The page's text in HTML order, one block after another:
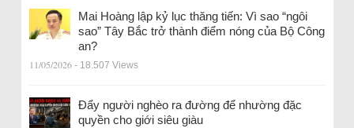
Mai Hoàng lập kỷ lục thăng tiến: Vì sao “ngôi
sao” Tây Bắc trở thành điểm nóng của Bộ Công
an?
11/05/2026 - 18.507 Views
Đẩy người nghèo ra đường để nhường đặc
quyền cho giới siêu giàu